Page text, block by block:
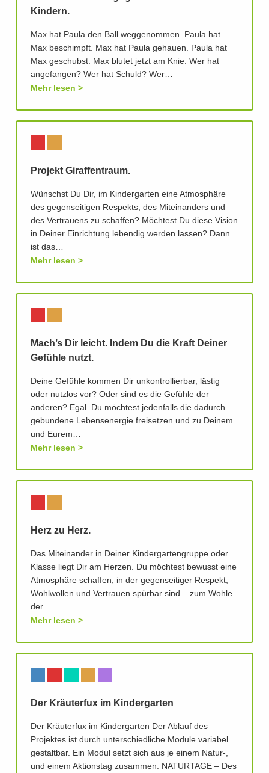
Kindern.
Max hat Paula den Ball weggenommen. Paula hat
Max beschimpft. Max hat Paula gehauen. Paula hat
Max geschubst. Max blutet jetzt am Knie. Wer hat
angefangen? Wer hat Schuld? Wer…
Mehr lesen
Projekt Giraffentraum.
Wünschst Du Dir, im Kindergarten eine Atmosphäre
des gegenseitigen Respekts, des Miteinanders und
des Vertrauens zu schaffen? Möchtest Du diese Vision
in Deiner Einrichtung lebendig werden lassen? Dann
ist das…
Mehr lesen
Mach’s Dir leicht. Indem Du die Kraft Deiner
Gefühle nutzt.
Deine Gefühle kommen Dir unkontrollierbar, lästig
oder nutzlos vor? Oder sind es die Gefühle der
anderen? Egal. Du möchtest jedenfalls die dadurch
gebundene Lebensenergie freisetzen und zu Deinem
und Eurem…
Mehr lesen
Herz zu Herz.
Das Miteinander in Deiner Kindergartengruppe oder
Klasse liegt Dir am Herzen. Du möchtest bewusst eine
Atmosphäre schaffen, in der gegenseitiger Respekt,
Wohlwollen und Vertrauen spürbar sind – zum Wohle
der…
Mehr lesen
Der Kräuterfux im Kindergarten
Der Kräuterfux im Kindergarten Der Ablauf des
Projektes ist durch unterschiedliche Module variabel
gestaltbar. Ein Modul setzt sich aus je einem Natur-,
und einem Aktionstag zusammen. NATURTAGE – Des